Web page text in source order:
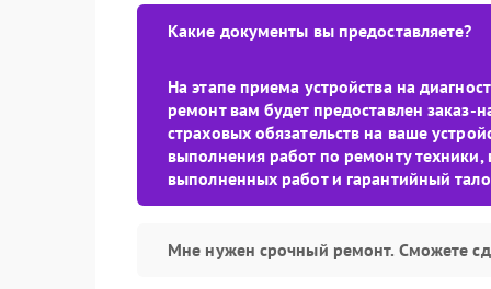
Какие документы вы предоставляете?
На этапе приема устройства на
ремонт вам будет предоставлен заказ-
страховых обязательств на ваше
выполнения работ по ремонту техники,
выполненных работ и гарантийный
Мне нужен срочный ремонт. Сможете